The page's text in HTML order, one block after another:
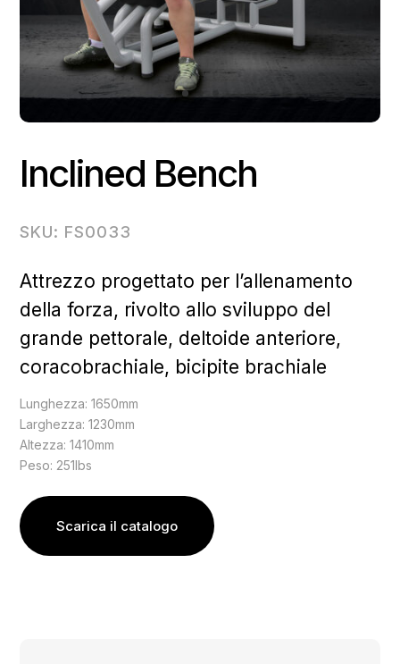
Inclined Bench
SKU: FS0033
Attrezzo progettato per l’allenamento
della forza, rivolto allo sviluppo del
grande pettorale, deltoide anteriore,
coracobrachiale, bicipite brachiale
Lunghezza: 1650mm
Larghezza: 1230mm
Altezza: 1410mm
Peso: 251lbs
Scarica il catalogo